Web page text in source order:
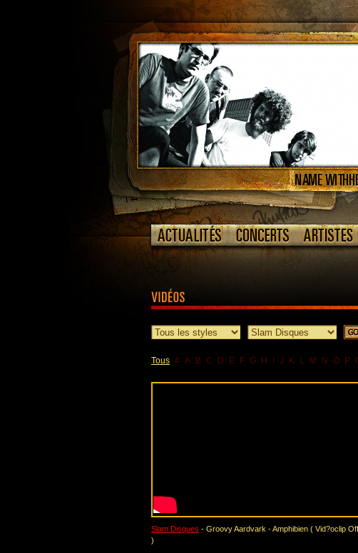
Tous # A B C D E F G H J K L M N O P
Slam Disques - Groovy Aardvark - Amphibien ( Vid?oclip
)